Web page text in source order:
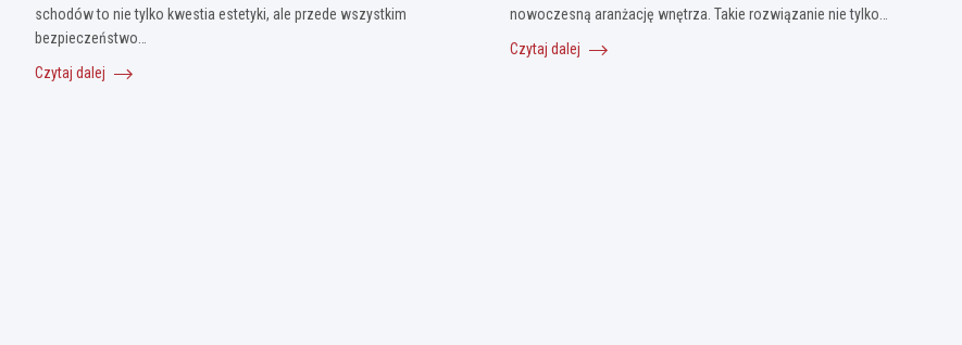
schodów to nie tylko kwestia estetyki, ale przede wszystkim
bezpieczeństwo…
Czytaj dalej
nowoczesną aranżację wnętrza. Takie rozwiązanie nie tylko…
Czytaj dalej